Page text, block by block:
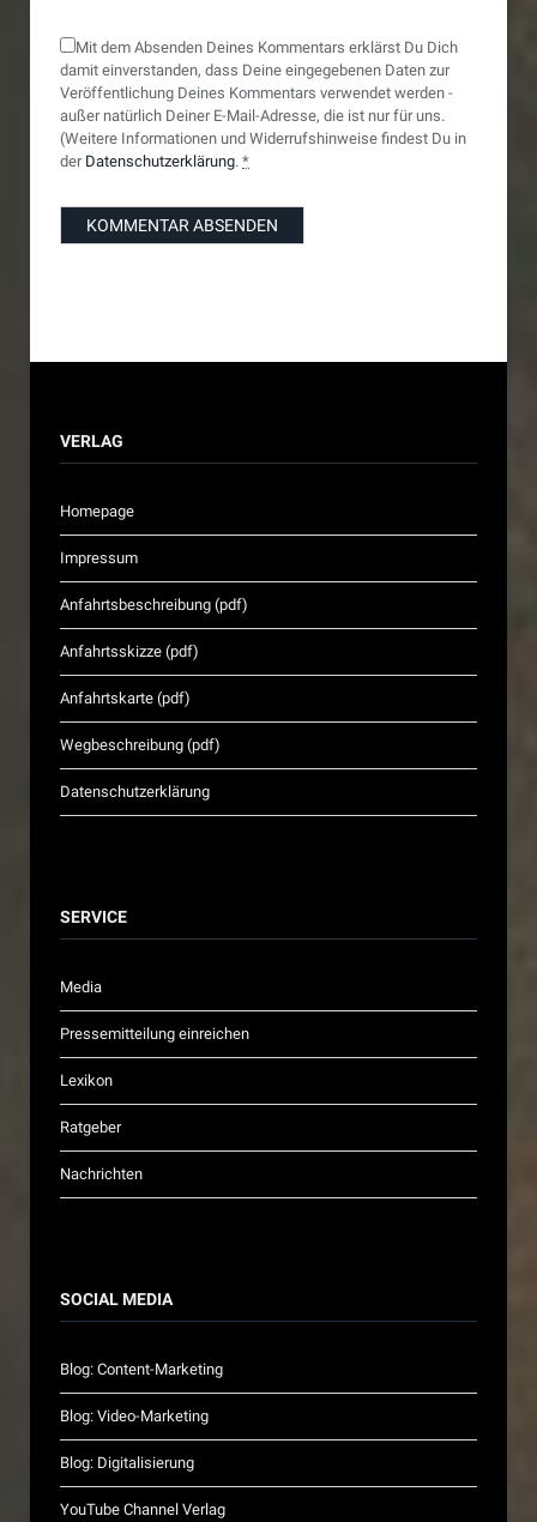
Mit dem Absenden Deines Kommentars erklärst Du Dich
damit einverstanden, dass Deine eingegebenen Daten zur
Veröffentlichung Deines Kommentars verwendet werden -
außer natürlich Deiner E-Mail-Adresse, die ist nur für uns.
(Weitere Informationen und Widerrufshinweise findest Du in
der Datenschutzerklärung. *
VERLAG
Homepage
Impressum
Anfahrtsbeschreibung (pdf)
Anfahrtsskizze (pdf)
Anfahrtskarte (pdf)
Wegbeschreibung (pdf)
Datenschutzerklärung
SERVICE
Media
Pressemitteilung einreichen
Lexikon
Ratgeber
Nachrichten
SOCIAL MEDIA
Blog: Content-Marketing
Blog: Video-Marketing
Blog: Digitalisierung
YouTube Channel Verlag